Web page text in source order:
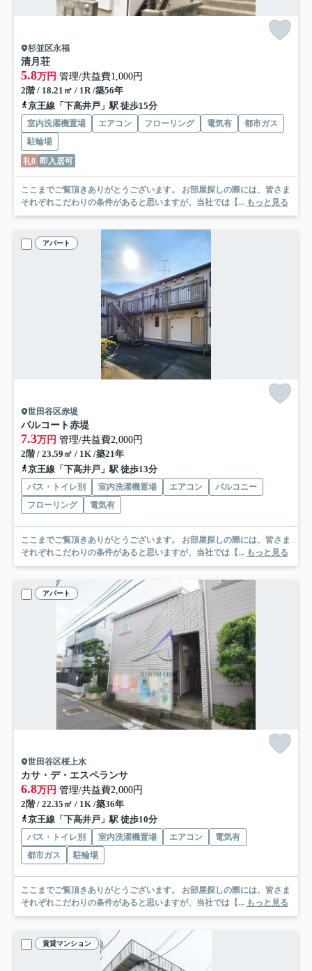
杉並区永福
清月荘
5.8万円 管理/共益費1,000円
2階 / 18.21㎡ / 1R /築56年
京王線「下高井戸」駅 徒歩15分
室内洗濯機置場 エアコン フローリング 電気有
都市ガス
駐輪場
礼0 即入居可
ここまでご覧頂きありがとうございます。 お部屋探しの際には、皆さま
それぞれこだわりの条件があると思いますが、当社では【... もっと見る
アパート
世田谷区赤堤
パルコート赤堤
7.3万円 管理/共益費2,000円
2階 / 23.59㎡ / 1K /築21年
京王線「下高井戸」駅 徒歩13分
バス・トイレ別 室内洗濯機置場 エアコン
バルコニー
フローリング
電気有
ここまでご覧頂きありがとうございます。 お部屋探しの際には、皆さま
それぞれこだわりの条件があると思いますが、当社では【... もっと見る
アパート
世田谷区桜上水
カサ・デ・エスペランサ
6.8万円 管理/共益費2,000円
2階 / 22.35㎡ / 1K /築36年
京王線「下高井戸」駅 徒歩10分
バス・トイレ別 室内洗濯機置場 エアコン
電気有
都市ガス
駐輪場
ここまでご覧頂きありがとうございます。 お部屋探しの際には、皆さま
それぞれこだわりの条件があると思いますが、当社では【... もっと見る
賃貸マンション